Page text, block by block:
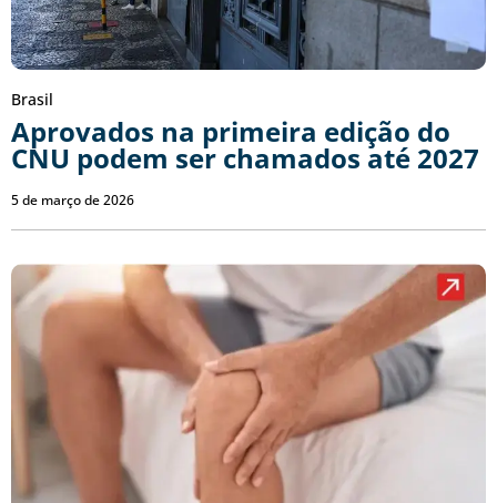
Brasil
Aprovados na primeira edição do
CNU podem ser chamados até 2027
5 de março de 2026